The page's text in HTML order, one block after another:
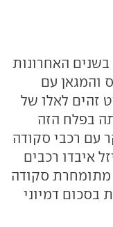
האחרונות
והמגאן עם
זהים לאלו של
בפלח הזה
עם רכבי סקודה
איבדו רכבים
מתומחרת סקודה
בסכום דמיוני